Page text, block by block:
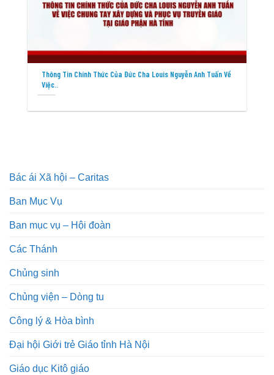
Thông Tin Chính Thức Của Đức Cha Louis Nguyễn Anh Tuấn Về
Việc..
Bác ái Xã hội – Caritas
Ban Mục Vụ
Ban mục vụ – Hội đoàn
Các Thánh
Chủng sinh
Chủng viện – Dòng tu
Công lý & Hòa bình
Đại hội Giới trẻ Giáo tỉnh Hà Nội
Giáo dục Kitô giáo